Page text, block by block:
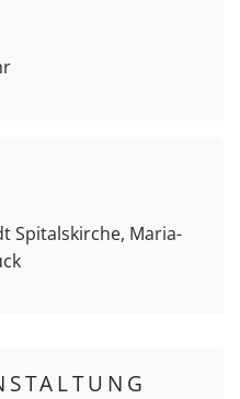
Spitalskirche, Maria-